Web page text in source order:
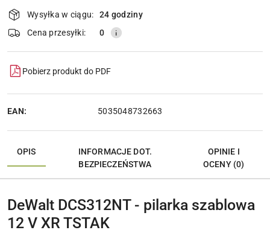
i
dostawa
Wysyłka w ciągu:
24 godziny
Cena przesyłki:
0
Pobierz produkt do PDF
EAN: 5035048732663
OPIS
INFORMACJE DOT.
BEZPIECZEŃSTWA
OPINIE I
OCENY (0)
DeWalt DCS312NT - pilarka szablowa
12 V XR TSTAK